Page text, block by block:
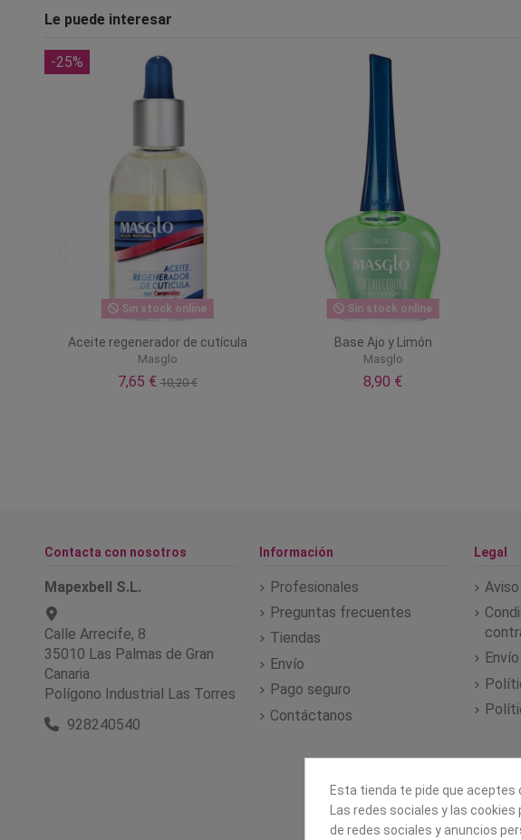
Le puede interesar
-25%
Sin stock online
Aceite regenerador de cutícula
Masglo
7,65 € 10,20 €
Sin stock online
Base Ajo y Limón
Masglo
8,90 €
Contacta con nosotros
Mapexbell S.L.
Calle Arrecife, 8
35010 Las Palmas de Gran
Canaria
Polígono Industrial Las Torres
928240540
Información
Profesionales
Preguntas frecuentes
Tiendas
Envío
Pago seguro
Contáctanos
Legal
Envío
Esta tienda te pide que aceptes
Las redes sociales y las
de redes sociales y anuncios